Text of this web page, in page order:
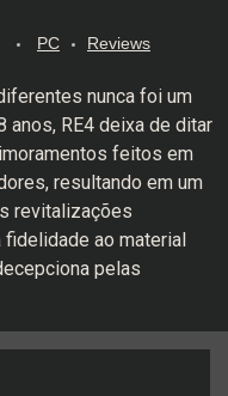
PC Reviews
nunca foi um
anos, RE4 deixa de ditar
feitos em
resultando em um
revitalizações
ao material
pelas